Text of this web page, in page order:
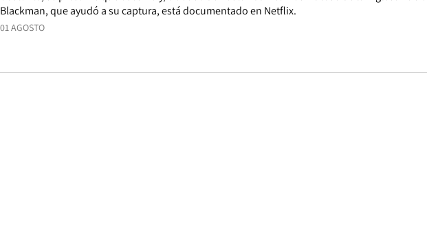
01 AGOSTO
Blackman, que ayudó a su captura, está documentado en Netflix.